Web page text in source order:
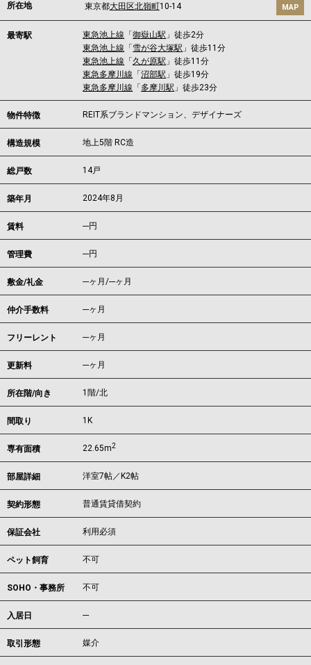
所在地 東京都大田区北嶺町10-14 MAP
最寄駅 東急池上線 「御嶽山駅 」徒歩2分
東急池上線 「 雪が谷大塚駅 」徒歩11分
東急池上線 「 久が原駅 」徒歩11分
東急多摩川線 「沼部駅 」徒歩19分
東急多摩川線 「 多摩川駅 」徒歩23分
物件特徴 REIT系ブランドマンション、デザイナーズ
構造規模 地上5階 RC造
総戸数 14戸
築年月 2024年8月
賃料 ---円
管理費 ---円
敷金/礼金 ---ヶ月/---ヶ月
仲介手数料 ---ヶ月
フリーレント ---ヶ月
更新料 ---ヶ月
所在階/向き 1階/北
間取り 1K
専有面積 22.65m2
部屋詳細 洋室7帖／K2帖
契約形態 普通賃貸借契約
保証会社 利用必須
ペット飼育 不可
SOHO・事務所 不可
入居日 ---
取引形態 媒介